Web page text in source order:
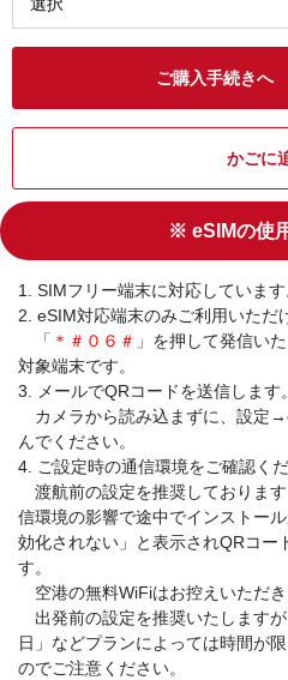
ご購入手続きへ
かごに
※ eSIMの使
1. SIMフリー端末に対応しています
2. eSIM対応端末のみご利用いただ
「 ＊＃０６＃ 」を押して発信い
対象端末です。
3. メールでQRコードを送信します。
カメラから読み込まずに、設定
んでください。
4. ご設定時の通信環境をご確認くだ
渡航前の設定を推奨しておりま
信環境の影響で途中でインストー
効化されない」と表示されQRコー
す。
空港の無料WiFiはお控えいただき
出発前の設定を推奨いたします
日」などプランによっては時間が
のでご注意ください。